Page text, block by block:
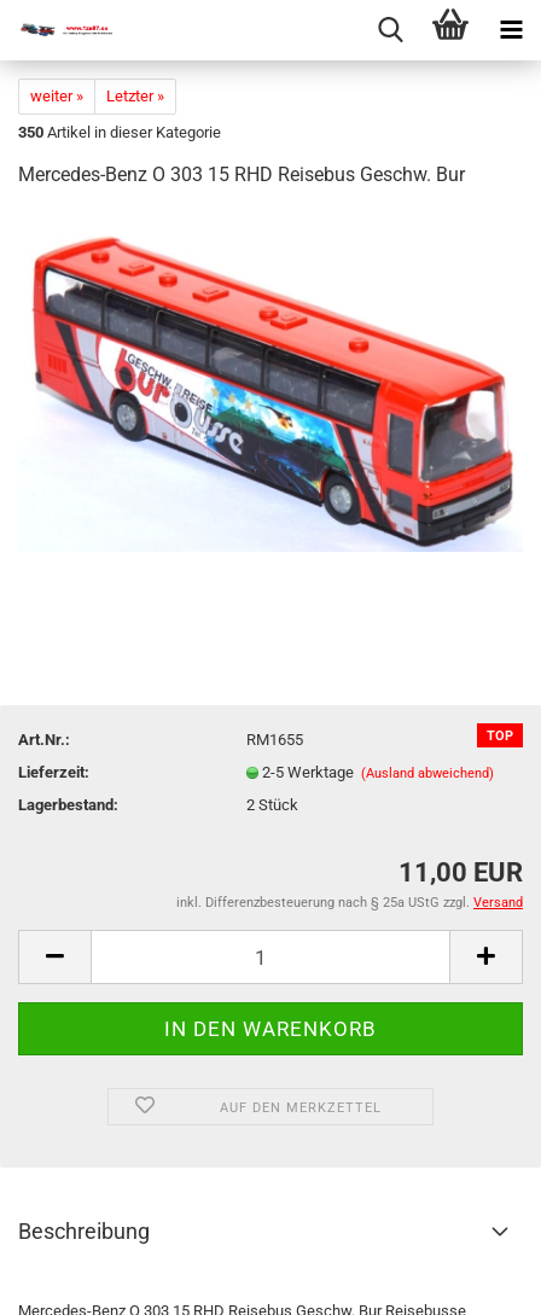
weiter »
Letzter »
350 Artikel in dieser Kategorie
Mercedes-​​Benz O 303 15 RHD Rei­se­bus Ge­schw. Bur
TOP
Art.Nr.:
RM1655
Lieferzeit:
2-5 Werktage(Ausland abweichend)
Lagerbestand: 2Stück
11,00 EUR
inkl. Differenzbesteuerung nach § 25a UStG zzgl. Versand
AUF DEN MERKZETTEL
Beschreibung
Mercedes-Benz O 303 15 RHD Reisebus Geschw. Bur Reisebusse